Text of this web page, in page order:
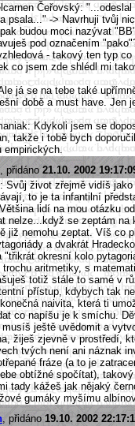
Čeřovský:
psala..." -> Navrhuji tvůj
budou moci nazývat
pod označením
- takový ten typ
co jsem zde shlédl mi
já se na tebe také
době a must have. Jen
Kdykoli jsem se
takže i tobě bych
empirických.
, přidáno 21.10. 2002
Svůj život zřejmě vidíš
to je ta infantilní
lidí na mou otázku
nelze...když se zeptám
již nemohu zeptat. Víš co
a dvakrát
"třikrát okresní kolo
aritmetiky, s
totiž stále to samé v
přístup, kdybych tak
naivita, která ti
co napíšu je k smíchu.
ještě uvědomit a
žiješ zjevně v prostředí,
tvých není ani náznak
fráze (a to je
obtížné spočítat),
tady kážeš jak nějaký
gumáky myšímu
, přidáno 19.10. 2002